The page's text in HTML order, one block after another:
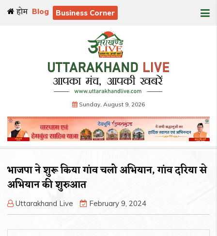
होम Blog Business Corner
Sunday, August 9, 2026
भाजपा ने शुरू किया गांव चलो अभियान, गांव दरिया से
अभियान की शुरुआत
Uttarakhand Live February 9, 2024